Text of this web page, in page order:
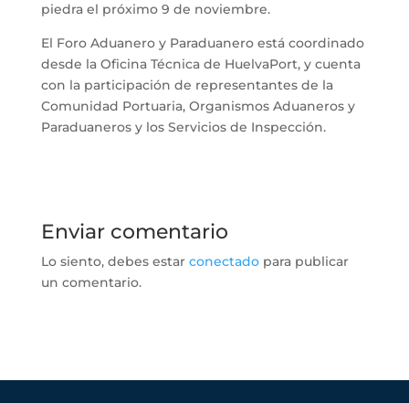
piedra el próximo 9 de noviembre.
El Foro Aduanero y Paraduanero está coordinado
desde la Oficina Técnica de HuelvaPort, y cuenta
con la participación de representantes de la
Comunidad Portuaria, Organismos Aduaneros y
Paraduaneros y los Servicios de Inspección.
Enviar comentario
Lo siento, debes estar conectadopara publicar
un comentario.